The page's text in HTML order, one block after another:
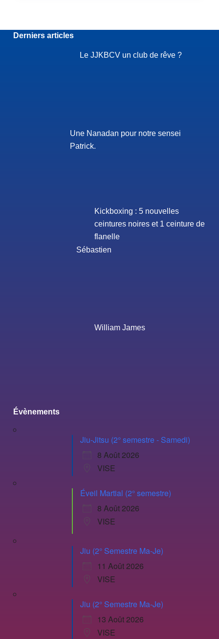
Derniers articles
Le JJKBCV un club de rêve ?
Une Nanadan pour notre sensei
Patrick.
Kickboxing : 5 nouvelles
ceintures noires et 1 ceinture de
flanelle
Sébastien
William James
Évènements
Jiu-Jitsu (2° semestre - Samedi)
8 Août 2026
VISE
Éveil Martial (2° semestre)
8 Août 2026
VISE
Jiu (2° Semestre Ma-Je)
11 Août 2026
VISE
Jiu (2° Semestre Ma-Je)
13 Août 2026
VISE